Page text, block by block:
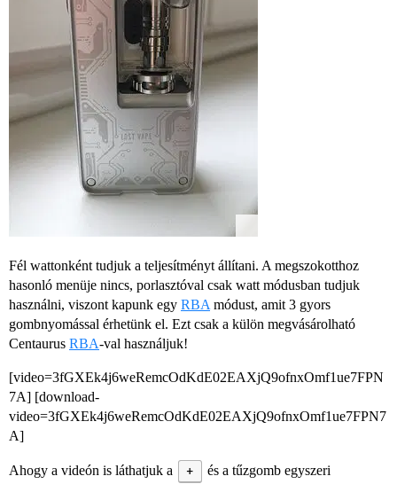
Fél wattonként tudjuk a teljesítményt állítani. A megszokotthoz
hasonló menüje nincs, porlasztóval csak watt módusban tudjuk
használni, viszont kapunk egy RBA módust, amit 3 gyors
gombnyomással érhetünk el. Ezt csak a külön megvásárolható
Centaurus RBA-val használjuk!
[video=3fGXEk4j6weRemcOdKdE02EAXjQ9ofnxOmf1ue7FPN
7A] [download-
video=3fGXEk4j6weRemcOdKdE02EAXjQ9ofnxOmf1ue7FPN7
A]
Ahogy a videón is láthatjuk a +
és a tűzgomb egyszeri